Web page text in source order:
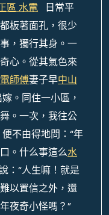
區 水電 日常平
板著面孔，很少
，獨行其身。一
心。從其氣色來
師傅妻子早中山
。同住一小區，
。一次，我往公
不由得地問：“年
。什么事這么水
：“人生嘛！就是
以置信之外，還
夜奇小怪嗎？”